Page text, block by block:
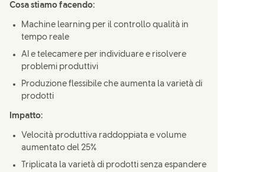
Cosa stiamo facendo:
Machine learning per il controllo qualità in
tempo reale
AI e telecamere per individuare e risolvere
problemi produttivi
Produzione flessibile che aumenta la varietà di
prodotti
Impatto:
Velocità produttiva raddoppiata e volume
aumentato del 25%
Triplicata la varietà di prodotti senza espandere